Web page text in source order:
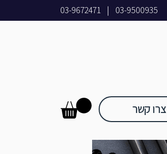
03-9500935
|
03-9672471
צרו קשר